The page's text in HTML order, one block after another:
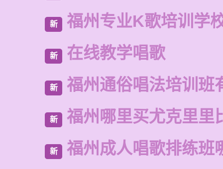
新 福州专业K歌培训学
新 在线教学唱歌
新 福州通俗唱法培训班
新 福州哪里买尤克里里
新 福州成人唱歌排练班